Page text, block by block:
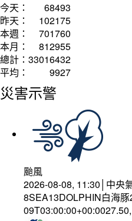
今天：
68493
昨天：
102175
本週：
701760
本月：
812955
總計： 33016432
平均：
9927
災害示警
颱風
2026-08-08, 11:30│中央
8SEA13DOLPHIN白海